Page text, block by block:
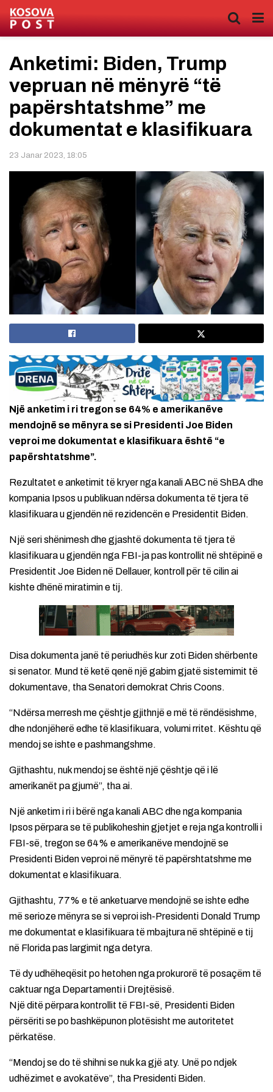
Anketimi: Biden, Trump
vepruan në mënyrë “të
papërshtatshme” me
dokumentat e klasifikuara
23 Janar 2023, 18:05
Një anketim i ri tregon se 64% e amerikanëve
mendojnë se mënyra se si Presidenti Joe Biden
veproi me dokumentat e klasifikuara është “e
papërshtatshme”.
Rezultatet e anketimit të kryer nga kanali ABC në ShBA dhe
kompania Ipsos u publikuan ndërsa dokumenta të tjera të
klasifikuara u gjendën në rezidencën e Presidentit Biden.
Një seri shënimesh dhe gjashtë dokumenta të tjera të
klasifikuara u gjendën nga FBI-ja pas kontrollit në shtëpinë e
Presidentit Joe Biden në Dellauer, kontroll për të cilin ai
kishte dhënë miratimin e tij.
Disa dokumenta janë të periudhës kur zoti Biden shërbente
si senator. Mund të ketë qenë një gabim gjatë sistemimit të
dokumentave, tha Senatori demokrat Chris Coons.
“Ndërsa merresh me çështje gjithnjë e më të rëndësishme,
dhe ndonjëherë edhe të klasifikuara, volumi rritet. Kështu që
mendoj se ishte e pashmangshme.
Gjithashtu, nuk mendoj se është një çështje që i lë
amerikanët pa gjumë”, tha ai.
Një anketim i ri i bërë nga kanali ABC dhe nga kompania
Ipsos përpara se të publikoheshin gjetjet e reja nga kontrolli i
FBI-së, tregon se 64% e amerikanëve mendojnë se
Presidenti Biden veproi në mënyrë të papërshtatshme me
dokumentat e klasifikuara.
Gjithashtu, 77% e të anketuarve mendojnë se ishte edhe
më serioze mënyra se si veproi ish-Presidenti Donald Trump
me dokumentat e klasifikuara të mbajtura në shtëpinë e tij
në Florida pas largimit nga detyra.
Të dy udhëheqësit po hetohen nga prokurorë të posaçëm të
caktuar nga Departamenti i Drejtësisë.
Një ditë përpara kontrollit të FBI-së, Presidenti Biden
përsëriti se po bashkëpunon plotësisht me autoritetet
përkatëse.
“Mendoj se do të shihni se nuk ka gjë aty. Unë po ndjek
udhëzimet e avokatëve”, tha Presidenti Biden.